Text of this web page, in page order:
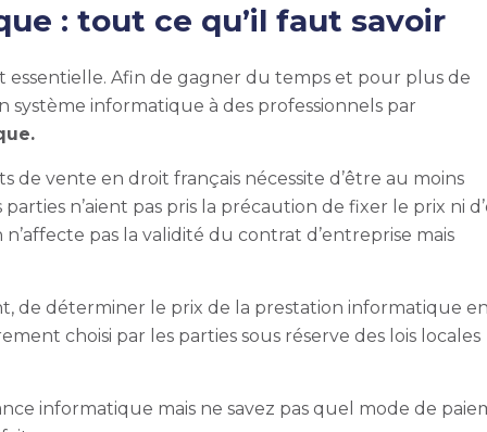
: tout ce qu’il faut savoir
Afin de gagner du temps et pour plus de
système informatique à des professionnels par
vente en droit français nécessite d’être au moins
n’aient pas pris la précaution de fixer le prix ni
pas la validité du contrat d’entreprise mais
de déterminer le prix de la prestation informatique en
choisi par les parties sous réserve des lois locales
informatique mais ne savez pas quel mode de